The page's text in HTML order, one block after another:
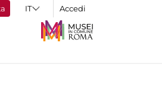
Accedi